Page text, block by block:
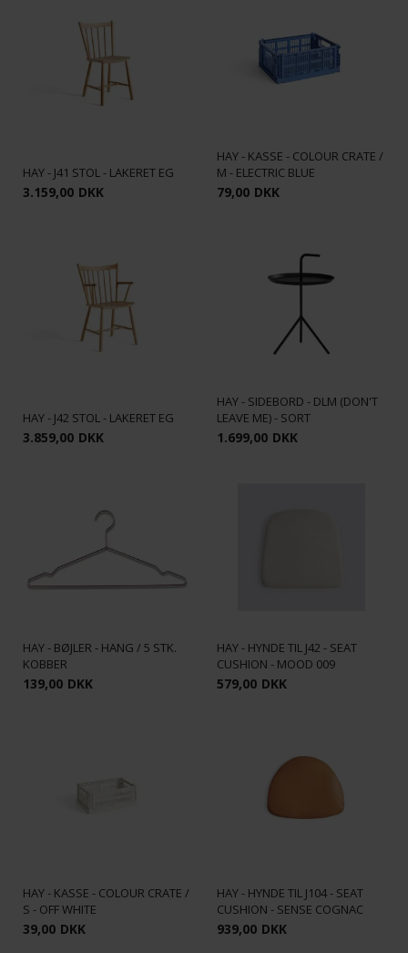
HAY - J41 STOL - LAKERET EG
3.159,00 DKK
HAY - KASSE - COLOUR CRATE /
M - ELECTRIC BLUE
79,00 DKK
HAY - J42 STOL - LAKERET EG
3.859,00 DKK
HAY - SIDEBORD - DLM (DON'T
LEAVE ME) - SORT
1.699,00 DKK
HAY - BØJLER - HANG / 5 STK.
KOBBER
139,00 DKK
HAY - HYNDE TIL J42 - SEAT
CUSHION - MOOD 009
579,00 DKK
HAY - KASSE - COLOUR CRATE /
S - OFF WHITE
39,00 DKK
HAY - HYNDE TIL J104 - SEAT
CUSHION - SENSE COGNAC
939,00 DKK